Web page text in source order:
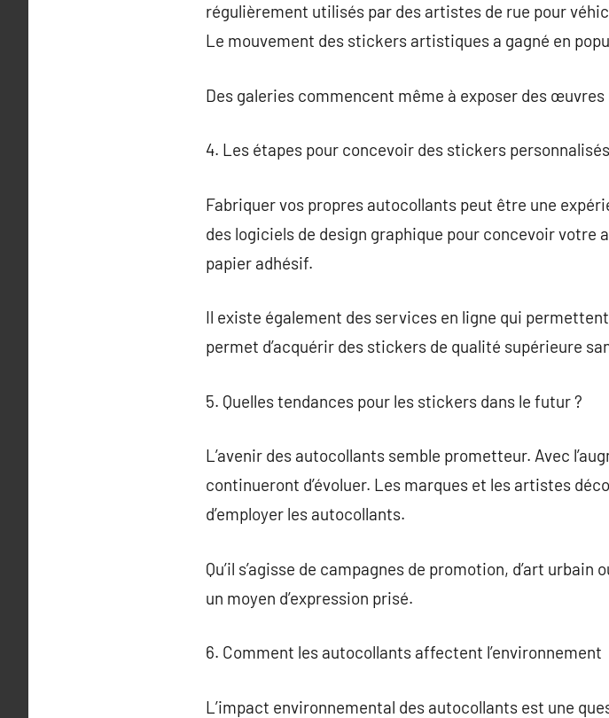
régulièrement utilisés par des artistes de rue pour
Le mouvement des stickers artistiques a gagné en
Des galeries commencent même à exposer des
4. Les étapes pour concevoir des stickers personnalisés
Fabriquer vos propres autocollants peut être une
des logiciels de design graphique pour concevoir votre
papier adhésif.
Il existe également des services en ligne qui
permet d’acquérir des stickers de qualité supérieure
5. Quelles tendances pour les stickers dans le futur ?
L’avenir des autocollants semble prometteur. Avec
continueront d’évoluer. Les marques et les artistes
d’employer les autocollants.
Qu’il s’agisse de campagnes de promotion, d’art
un moyen d’expression prisé.
6. Comment les autocollants affectent l’environnement
L’impact environnemental des autocollants est une